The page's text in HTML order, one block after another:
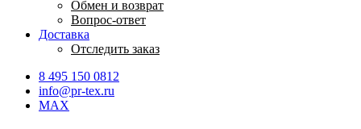
Обмен и возврат
Вопрос-ответ
Доставка
Отследить заказ
8 495 150 0812
info@pr-tex.ru
MAX